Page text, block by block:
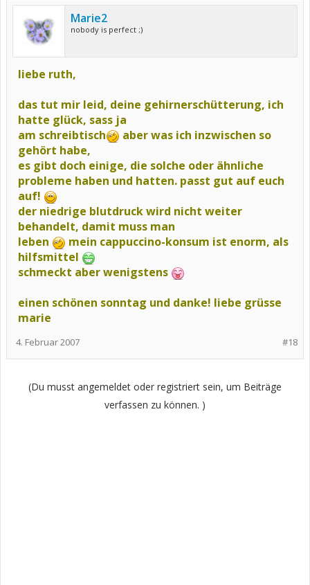
Marie2
nobody is perfect ;)
liebe ruth,
das tut mir leid, deine gehirnerschütterung, ich
hatte glück, sass ja
am schreibtisch
aber was ich inzwischen so
gehört habe,
es gibt doch einige, die solche oder ähnliche
probleme haben und hatten. passt gut auf euch
auf!
der niedrige blutdruck wird nicht weiter
behandelt, damit muss man
leben
mein cappuccino-konsum ist enorm, als
hilfsmittel
schmeckt aber wenigstens
einen schönen sonntag und danke! liebe grüsse
marie
#18
4. Februar 2007
(Du musst angemeldet oder registriert sein, um Beiträge
verfassen zu können. )